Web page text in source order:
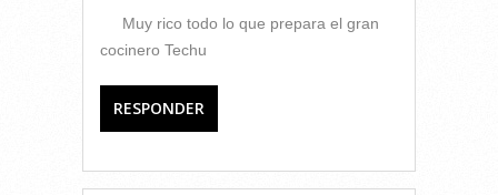
Muy rico todo lo que prepara el gran
cocinero Techu
RESPONDER